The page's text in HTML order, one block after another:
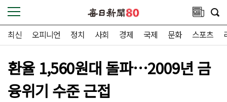
최신 오피니언 정치 사회 경제 국제 문화 스포츠
환율 1,560원대 돌파…2009년 금
융위기 수준 근접